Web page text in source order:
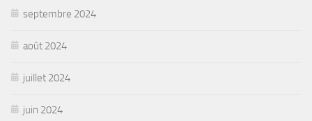
septembre 2024
août 2024
juillet 2024
juin 2024